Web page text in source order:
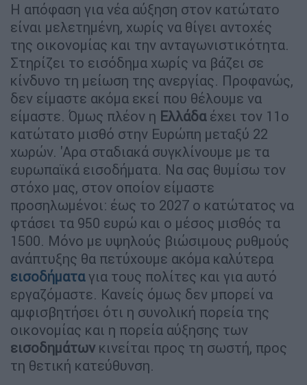
Η απόφαση για νέα αύξηση στον κατώτατο
είναι μελετημένη, χωρίς να θίγει αντοχές
της οικονομίας και την ανταγωνιστικότητα.
Στηρίζει το εισόδημα χωρίς να βάζει σε
κίνδυνο τη μείωση της ανεργίας. Προφανώς,
δεν είμαστε ακόμα εκεί που θέλουμε να
είμαστε. Όμως πλέον η Ελλάδαέχει τον 11ο
κατώτατο μισθό στην Ευρώπη μεταξύ 22
χωρών. 'Αρα σταδιακά συγκλίνουμε με τα
ευρωπαϊκά εισοδήματα. Να σας θυμίσω τον
στόχο μας, στον οποίον είμαστε
προσηλωμένοι: έως το 2027 ο κατώτατος να
φτάσει τα 950 ευρώ και ο μέσος μισθός τα
1500. Μόνο με υψηλούς βιώσιμους ρυθμούς
ανάπτυξης θα πετύχουμε ακόμα καλύτερα
εισοδήματαγια τους πολίτες και για αυτό
εργαζόμαστε. Κανείς όμως δεν μπορεί να
αμφισβητήσει ότι η συνολική πορεία της
οικονομίας και η πορεία αύξησης των
εισοδημάτων κινείται προς τη σωστή, προς
τη θετική κατεύθυνση.